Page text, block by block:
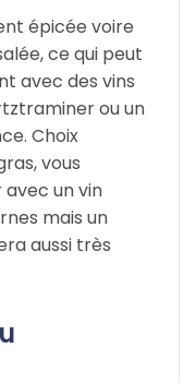
épicée voire
ce qui peut
avec des vins
ou un
Choix
vous
un vin
mais un
aussi très